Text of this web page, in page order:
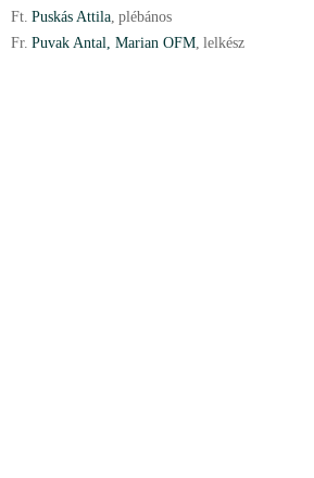
Ft. Puskás Attila, plébános
Fr. Puvak Antal, Marian OFM, lelkész